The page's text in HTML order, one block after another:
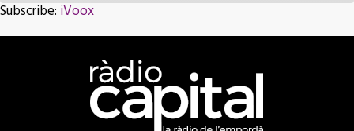
iVoox
SHARE
Subscribe: iVoox